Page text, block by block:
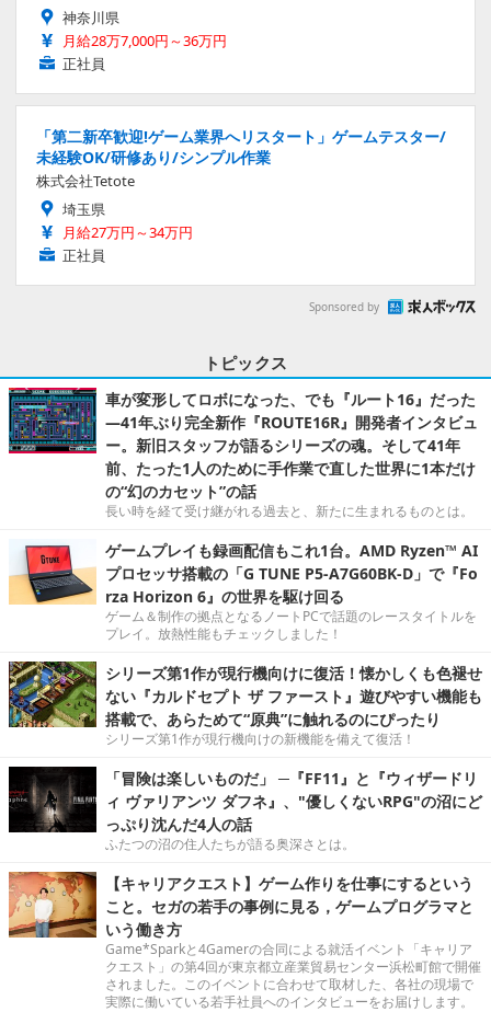
神奈川県
月給28万7,000円～36万円
正社員
「第二新卒歓迎!ゲーム業界へリスタート」ゲームテスター/
未経験OK/研修あり/シンプル作業
株式会社Tetote
埼玉県
月給27万円～34万円
正社員
Sponsored by
トピックス
車が変形してロボになった、でも『ルート16』だった
―41年ぶり完全新作『ROUTE16R』開発者インタビュ
ー。新旧スタッフが語るシリーズの魂。そして41年
前、たった1人のために手作業で直した世界に1本だけ
の“幻のカセット”の話
長い時を経て受け継がれる過去と、新たに生まれるものとは。
ゲームプレイも録画配信もこれ1台。AMD Ryzen™ AI
プロセッサ搭載の「G TUNE P5-A7G60BK-D」で『Fo
rza Horizon 6』の世界を駆け回る
ゲーム＆制作の拠点となるノートPCで話題のレースタイトルを
プレイ。放熱性能もチェックしました！
シリーズ第1作が現行機向けに復活！懐かしくも色褪せ
ない『カルドセプト ザ ファースト』遊びやすい機能も
搭載で、あらためて“原典”に触れるのにぴったり
シリーズ第1作が現行機向けの新機能を備えて復活！
「冒険は楽しいものだ」 ─『FF11』と『ウィザードリ
ィ ヴァリアンツ ダフネ』、"優しくないRPG"の沼にど
っぷり沈んだ4人の話
ふたつの沼の住人たちが語る奥深さとは。
【キャリアクエスト】ゲーム作りを仕事にするという
こと。セガの若手の事例に見る，ゲームプログラマと
いう働き方
Game*Sparkと4Gamerの合同による就活イベント「キャリア
クエスト」の第4回が東京都立産業貿易センター浜松町館で開催
されました。このイベントに合わせて取材した、各社の現場で
実際に働いている若手社員へのインタビューをお届けします。